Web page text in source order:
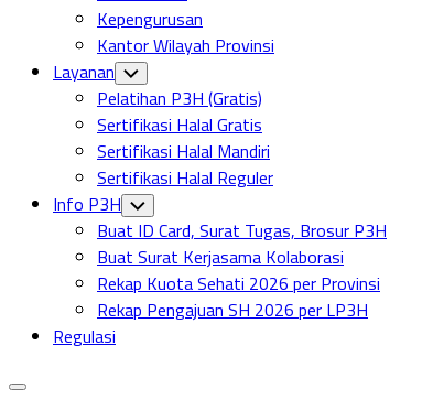
Kepengurusan
Kantor Wilayah Provinsi
Layanan Toggle
Child
Menu
Pelatihan P3H (Gratis)
Sertifikasi Halal Gratis
Sertifikasi Halal Mandiri
Sertifikasi Halal Reguler
Info P3H Toggle
Child
Menu
Buat ID Card, Surat Tugas, Brosur P3H
Buat Surat Kerjasama Kolaborasi
Rekap Kuota Sehati 2026 per Provinsi
Rekap Pengajuan SH 2026 per LP3H
Regulasi
Expand